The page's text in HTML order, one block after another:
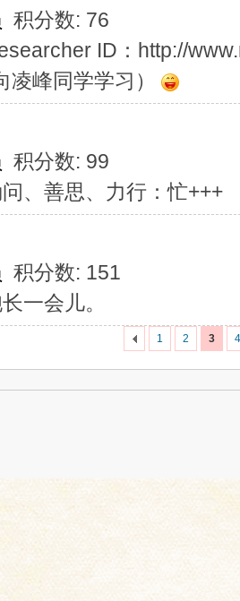
积分数: 76
ID：http://
凌峰同学学习）
积分数: 99
、善思、力行：忙+++
积分数: 151
一会儿。
1 2 3 4